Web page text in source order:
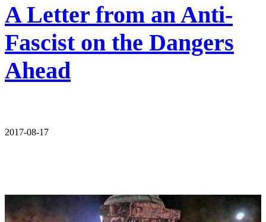
A Letter from an Anti-
Fascist on the Dangers
Ahead
2017-08-17